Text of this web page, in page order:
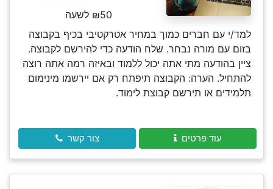
₪50 לשעה
למד/י עם חברים כמוך במחיר אטרקטיבי בכיף בקבוצה
בזום עם מורה נבחר. שלח הודעה כדי להירשם לקבוצה.
ציין בהודעה מתי אתה יכול ללמוד ובאיזה רמה אתה רוצה
להתחיל. הערה: הקבוצה תיפתח רק אם יירשמו מינימום
תלמידים או תירשם קבוצת לימוד.
עוד פרטים צור קשר